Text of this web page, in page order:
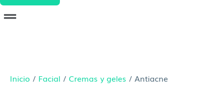
Inicio / Facial / Cremas y geles / Antiacne